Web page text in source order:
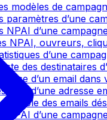
modèles de
paramètres d’une
NPAI d’une
NPAI, ouvreurs,
d’une
des destinataires
d’un email dans
d’une adresse
des emails
NPAI d’une